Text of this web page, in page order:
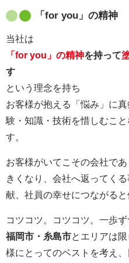
「for you」の精神
当社は
「for you」の精神を持って
す
という理念を持ち
お客様が抱える「悩み」に
験・知識・技術を惜しむこ
す。
お客様がいてこその会社で
きくなり、会社へ返ってく
献、社員の幸せにつながると
コツコツ。コツコツ。一歩ず
福岡市・糸島市とエリアは
様にとってのベストを考え